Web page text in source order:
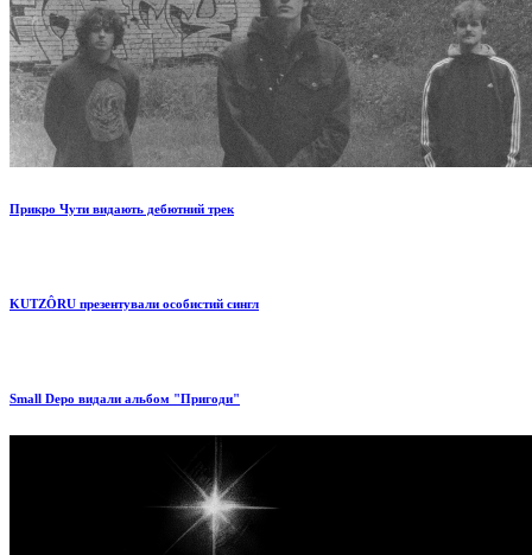
Прикро Чути видають дебютний трек
KUTZÔRU презентували особистий сингл
Small Depo видали альбом "Пригоди"